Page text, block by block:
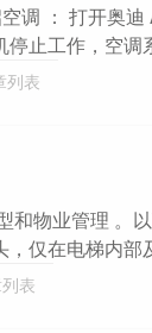
调 ： 打开奥
止工作，空调
列表
和物业管理 。
仅在电梯内部
表